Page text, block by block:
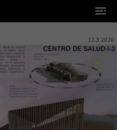
12.3.2020